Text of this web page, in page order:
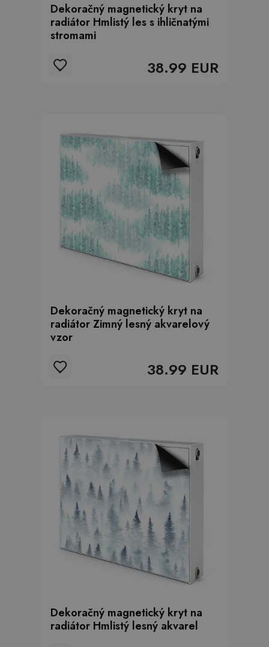
Dekoračný magnetický kryt na
radiátor Hmlistý les s ihličnatými
stromami
38.99 EUR
Dekoračný magnetický kryt na
radiátor Zimný lesný akvarelový
vzor
38.99 EUR
Dekoračný magnetický kryt na
radiátor Hmlistý lesný akvarel